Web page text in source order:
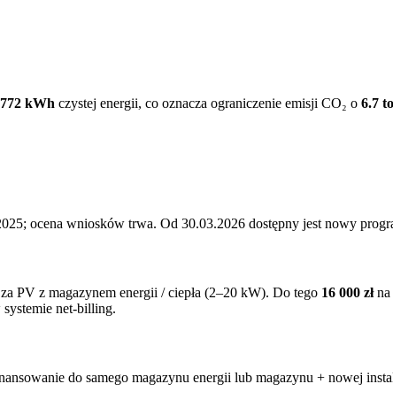
kWh czystej energii, co oznacza ograniczenie emisji CO₂ o 6.7
ocena wniosków trwa. Od 30.03.2026 dostępny jest nowy
PV z magazynem energii / ciepła (2–20 kW). Do tego 16 000 złna
net-billing.
do samego magazynu energii lub magazynu + nowej